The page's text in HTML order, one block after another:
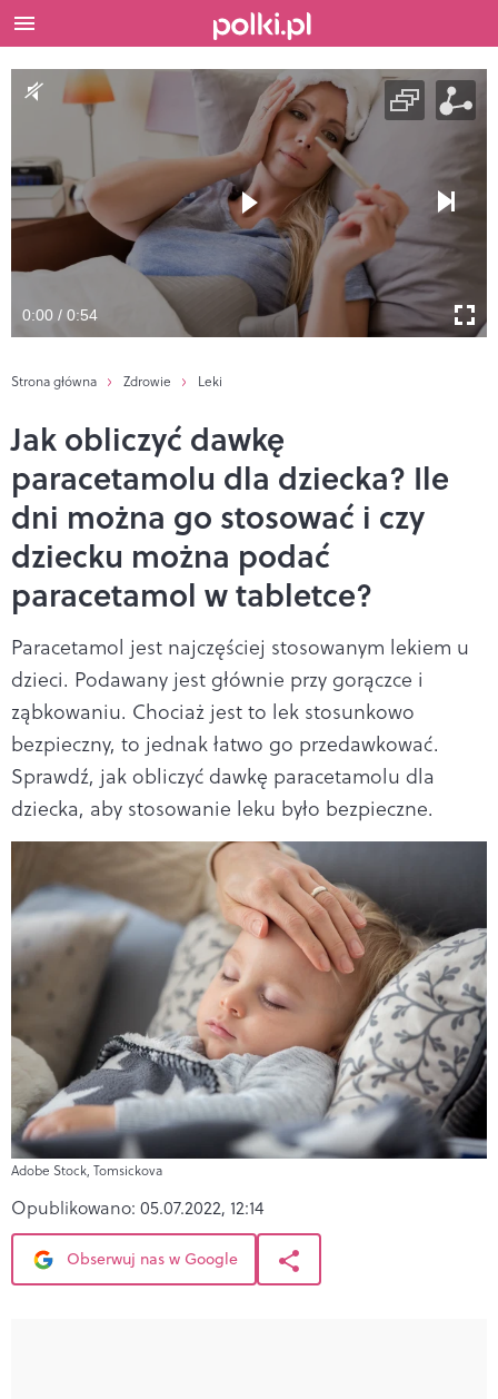
0:00 / 0:54
Strona główna Zdrowie Leki
Jak obliczyć dawkę
paracetamolu dla dziecka? Ile
dni można go stosować i czy
dziecku można podać
paracetamol w tabletce?
Paracetamol jest najczęściej stosowanym lekiem u
dzieci. Podawany jest głównie przy gorączce i
ząbkowaniu. Chociaż jest to lek stosunkowo
bezpieczny, to jednak łatwo go przedawkować.
Sprawdź, jak obliczyć dawkę paracetamolu dla
dziecka, aby stosowanie leku było bezpieczne.
Adobe Stock, Tomsickova
Opublikowano: 05.07.2022, 12:14
Obserwuj nas w Google